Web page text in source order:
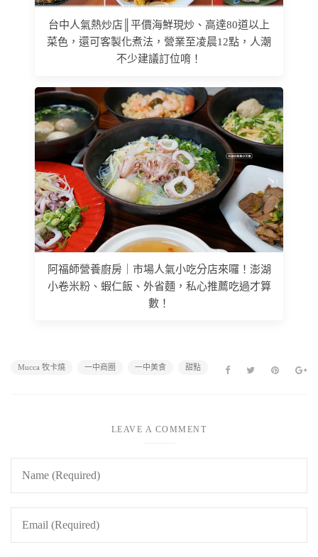
台中人氣熱炒店║平價海鮮現炒、高達80道以上
菜色，還可客製化煮法，營業至凌晨12點，人潮
不少建議訂位唷！
阿福師營養廚房｜市場人氣小吃分店來囉！澎湖
小卷米粉、蝦仁飯、外省麵，私心推薦吃過才算
數！
Mucca 牧卡燒 一中商圈 一中美食 甜點
LEAVE A COMMENT